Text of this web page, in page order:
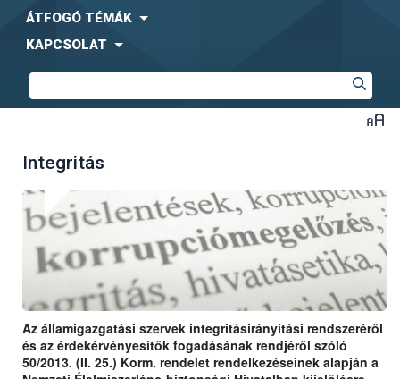
ÁTFOGÓ TÉMÁK
KAPCSOLAT
Integritás
Az államigazgatási szervek integritásirányítási rendszeréről
és az érdekérvényesítők fogadásának rendjéről szóló
50/2013. (II. 25.) Korm. rendelet rendelkezéseinek alapján a